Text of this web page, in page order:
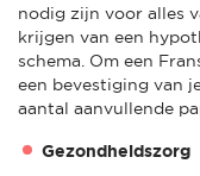
nodig zijn voor alles
krijgen van een
schema. Om een
een bevestiging van
aantal aanvullende
Gezondheidszorg